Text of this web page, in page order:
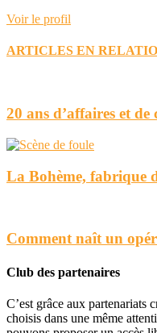
Voir le profil
ARTICLES EN
20 ans d’affaires et
La Bohème, fabrique
Comment naît un
Club des partenaires
C’est grâce aux partenariats
choisis dans une même